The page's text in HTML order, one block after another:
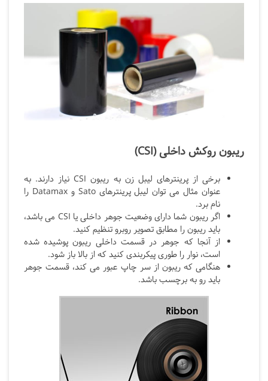
ریبون روکش داخلی (CSI)
برخی از پرینترهای لیبل زن به ریبون CSI نیاز دارند. به
عنوان مثال می توان لیبل پرینترهای Sato و Datamax را
نام برد.
اگر ریبون شما دارای وضعیت جوهر داخلی یا CSI می باشد،
باید ریبون را مطابق تصویر روبرو تنظیم کنید.
از آنجا که جوهر در قسمت داخلی ریبون پوشیده شده
است، نوار را طوری پیکربندی کنید که از بالا باز شود.
هنگامی که ریبون از سر چاپ عبور می کند، قسمت جوهر
باید رو به برچسب باشد.